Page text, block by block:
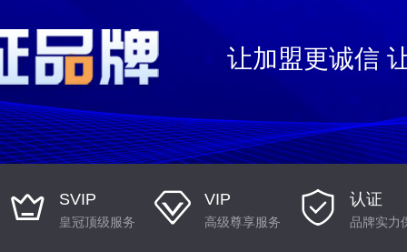
让加盟更诚信
SVIP
皇冠顶级服务
VIP
高级尊享服务
认证
品牌实力